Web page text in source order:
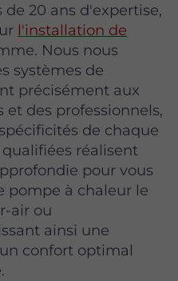
de 20 ans d'expertise,
l'installation de
Nous nous
systèmes de
précisément aux
et des professionnels,
de chaque
réalisent
pour vous
pompe à chaleur le
air ou
ainsi une
confort optimal